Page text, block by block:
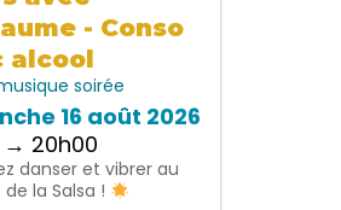
- Conso
alcool
soirée
16 août 2026
→ 20h00
danser et vibrer au
la Salsa !